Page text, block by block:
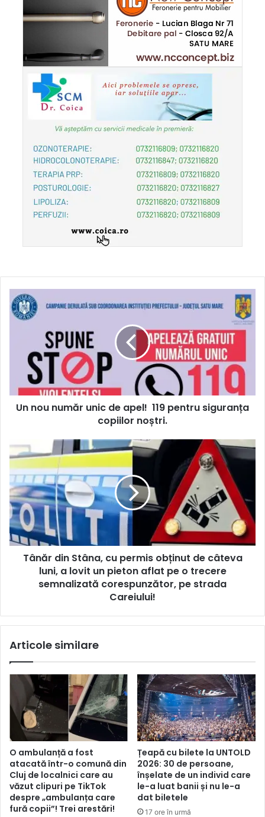
Un nou număr unic de apel! 119 pentru siguranța
copiilor noștri.
Tânăr din Stâna, cu permis obținut de câteva
luni, a lovit un pieton aflat pe o trecere
semnalizată corespunzător, pe strada
Careiului!
Articole similare
O ambulanță a fost
atacată într-o comună din
Cluj de localnici care au
văzut clipuri pe TikTok
despre „ambulanța care
fură copii”! Trei arestări!
Țeapă cu bilete la UNTOLD
2026: 30 de persoane,
înșelate de un individ care
le-a luat banii și nu le-a
dat biletele
17 ore în urmă